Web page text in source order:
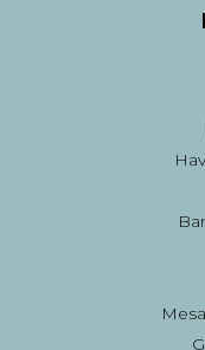
Ürün fiyatı diğer